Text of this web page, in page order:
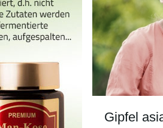
Gipfel